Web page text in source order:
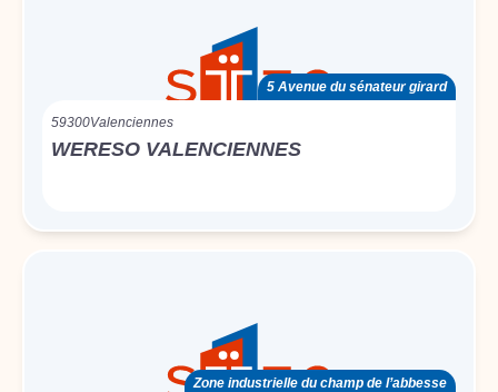
5 Avenue du sénateur girard
59300Valenciennes
WERESO VALENCIENNES
Zone industrielle du champ de l’abbesse